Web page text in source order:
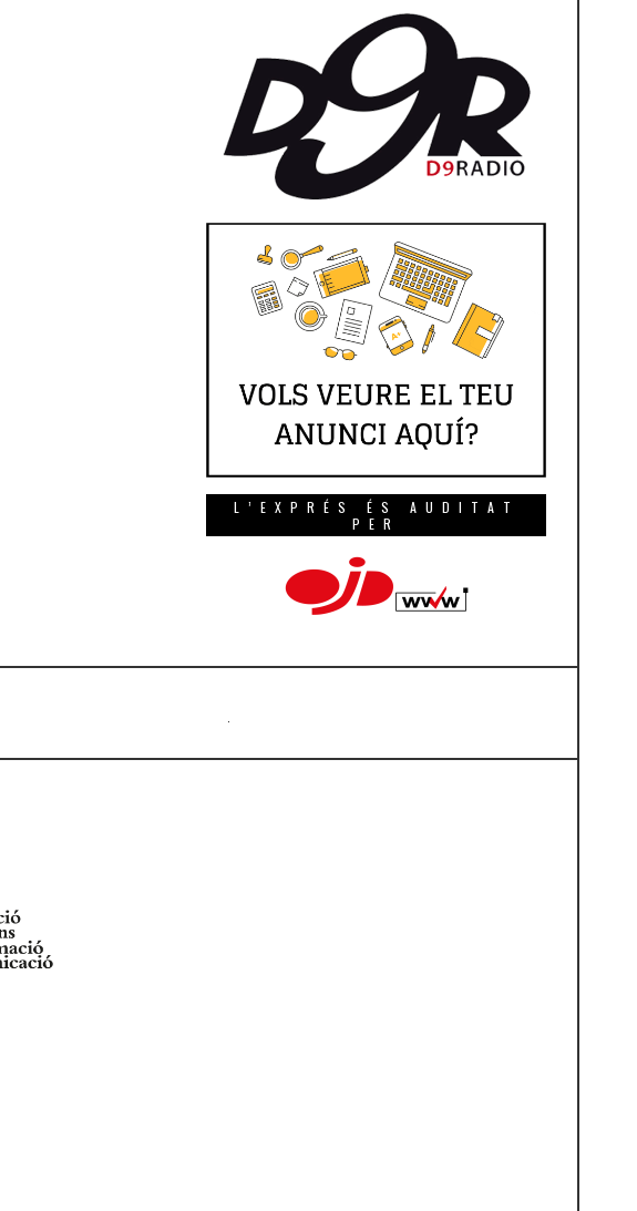
L’EXPRÉS ÉS AUDITAT
PER